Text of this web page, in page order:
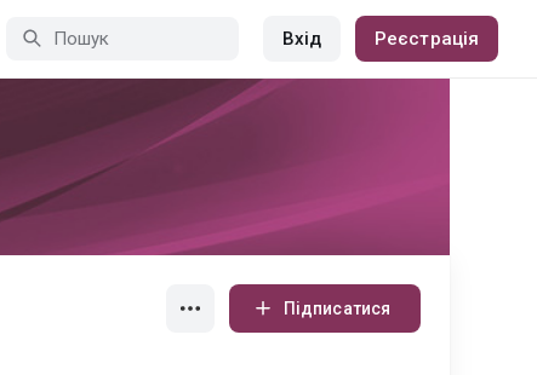
Вхід Реєстрація
Підписатися